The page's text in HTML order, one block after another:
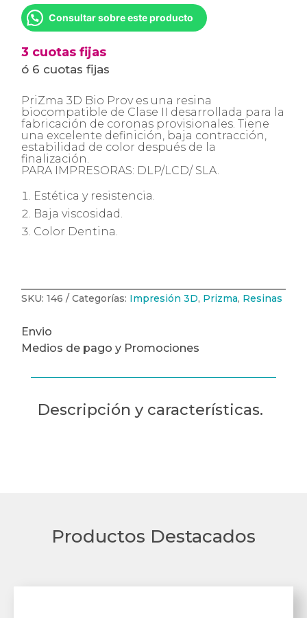
Consultar sobre este producto
3 cuotas fijas
ó 6 cuotas fijas
PriZma 3D Bio Prov es una resina
biocompatible de Clase II desarrollada para la
fabricación de coronas provisionales. Tiene
una excelente definición, baja contracción,
estabilidad de color después de la
finalización.
PARA IMPRESORAS: DLP/LCD/ SLA.
Estética y resistencia.
Baja viscosidad.
Color Dentina.
SKU:146 Categorías: Impresión 3D, Prizma, Resinas
Envio
Medios de pago y Promociones
Descripción y características.
Productos Destacados